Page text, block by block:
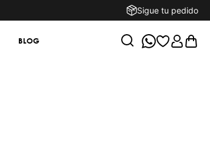
Sigue tu pedido
BLOG